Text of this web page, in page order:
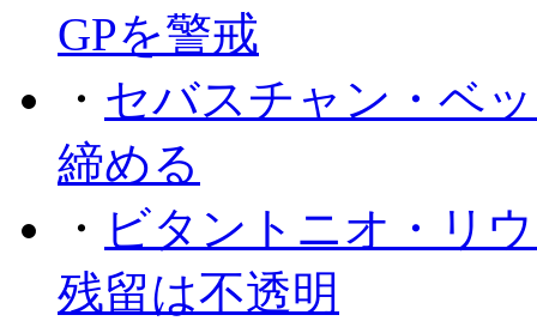
GPを警戒
・ セバスチャン・ベ
締める
・ ビタントニオ・リ
残留は不透明